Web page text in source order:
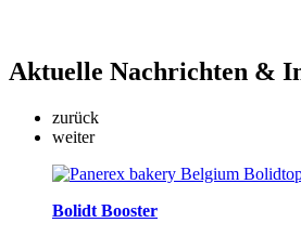
Aktuelle Nachrichten &
zurück
weiter
Bolidt Booster